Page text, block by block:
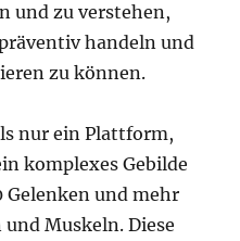
und zu verstehen,
handeln und
zu können.
nur ein Plattform,
komplexes Gebilde
Gelenken und mehr
und Muskeln. Diese